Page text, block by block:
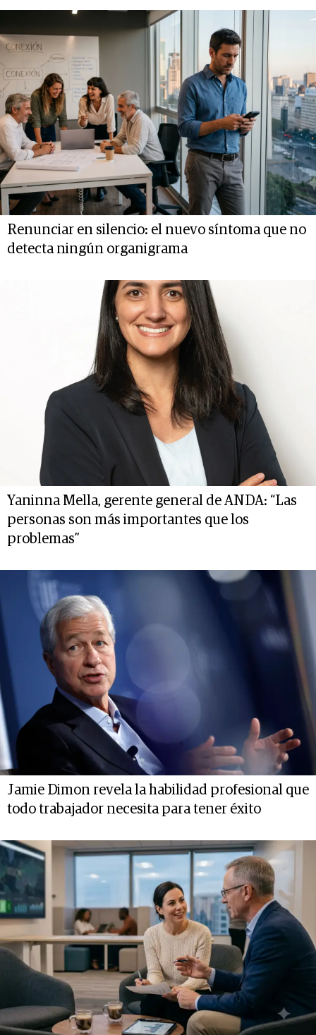
Renunciar en silencio: el nuevo síntoma que no
detecta ningún organigrama
Yaninna Mella, gerente general de ANDA: “Las
personas son más importantes que los
problemas”
Jamie Dimon revela la habilidad profesional que
todo trabajador necesita para tener éxito